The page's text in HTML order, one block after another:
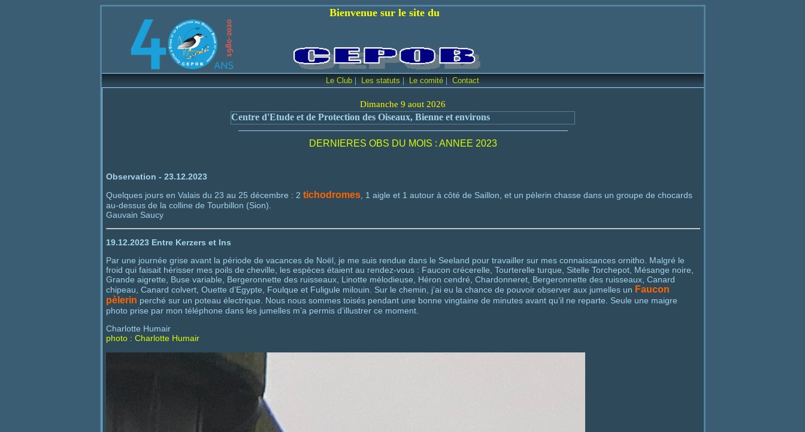
Bienvenue sur le site du
Le Club | Les statuts | Le comité | Contact
Dimanche 9 aout 2026
Centre d'Etude et de Protection des Oiseaux, Bienne et environs
DERNIERES OBS DU MOIS : ANNEE 2023
Observation - 23.12.2023
Quelques jours en Valais du 23 au 25 décembre : 2 tichodromes, 1 aigle et 1 autour à côté de Saillon, et un pèlerin chasse dans un groupe de chocards
au-dessus de la colline de Tourbillon (Sion).
Gauvain Saucy
19.12.2023 Entre Kerzers et Ins
Par une journée grise avant la période de vacances de Noël, je me suis rendue dans le Seeland pour travailler sur mes connaissances ornitho. Malgré le
froid qui faisait hérisser mes poils de cheville, les espèces étaient au rendez-vous : Faucon crécerelle, Tourterelle turque, Sitelle Torchepot, Mésange noire,
Grande aigrette, Buse variable, Bergeronnette des ruisseaux, Linotte mélodieuse, Héron cendré, Chardonneret, Bergeronnette des ruisseaux, Canard
chipeau, Canard colvert, Ouette d’Egypte, Foulque et Fuligule milouin. Sur le chemin, j’ai eu la chance de pouvoir observer aux jumelles un Faucon
pèlerin perché sur un poteau électrique. Nous nous sommes toisés pendant une bonne vingtaine de minutes avant qu’il ne reparte. Seule une maigre
photo prise par mon téléphone dans les jumelles m’a permis d’illustrer ce moment.
Charlotte Humair
photo : Charlotte Humair